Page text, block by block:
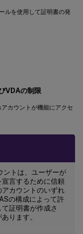
ルを使用して証明書の発
VDAの制限
カウントが機能にアクセ
ントは、ユーザーが
言するために信頼
カウントのいずれ
の構成によって許
証明書が作成さ
ります。